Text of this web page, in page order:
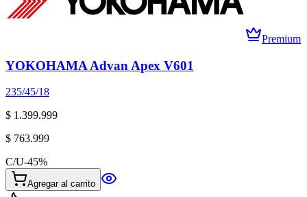
Premium
YOKOHAMA Advan Apex V601
235/45/18
$ 1.399.999
$ 763.999
C/U-45%
Agregar al carrito